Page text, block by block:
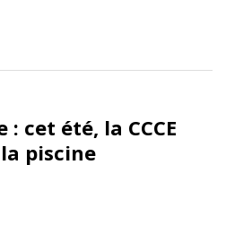
cet été, la CCCE
piscine